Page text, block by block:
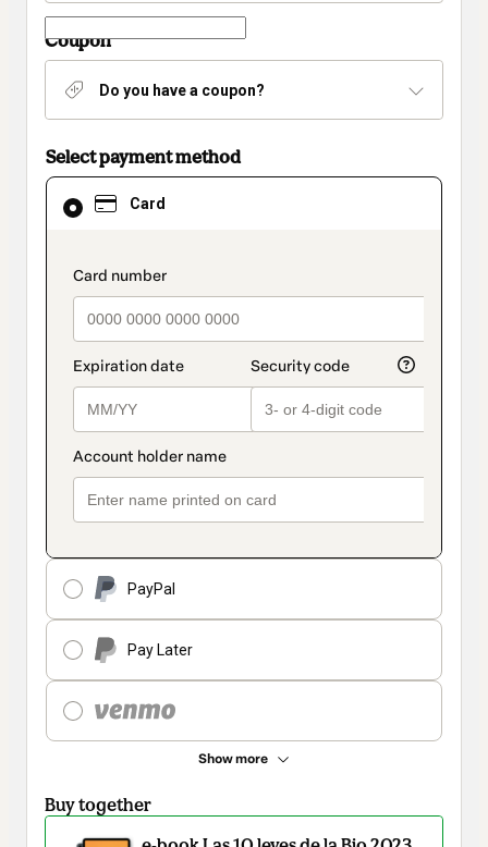
Coupon
Do you have a coupon?
Select payment method
Card
payment_data.section_title_v2
PayPal
Pay Later
Show more
Card
selected
method
Buy together